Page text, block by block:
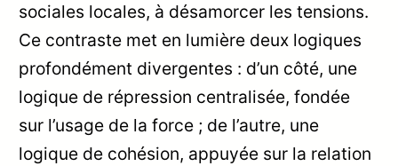
sociales locales, à désamorcer les tensions.
Ce contraste met en lumière deux logiques
profondément divergentes : d’un côté, une
logique de répression centralisée, fondée
sur l’usage de la force ; de l’autre, une
logique de cohésion, appuyée sur la relation